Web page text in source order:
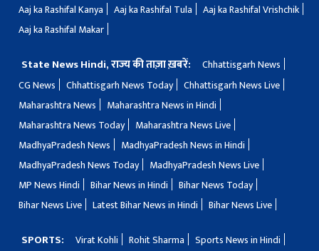
Aaj ka Rashifal Kanya
Aaj ka Rashifal Tula
Aaj ka Rashifal Vrishchik
Aaj ka Rashifal Makar
State News Hindi, राज्य की ताज़ा ख़बरें:
Chhattisgarh News
CG News
Chhattisgarh News Today
Chhattisgarh News Live
Maharashtra News
Maharashtra News in Hindi
Maharashtra News Today
Maharashtra News Live
MadhyaPradesh News
MadhyaPradesh News in Hindi
MadhyaPradesh News Today
MadhyaPradesh News Live
MP News Hindi
Bihar News in Hindi
Bihar News Today
Bihar News Live
Latest Bihar News in Hindi Bihar News Live
SPORTS: Virat Kohli Rohit Sharma
Sports News in Hindi